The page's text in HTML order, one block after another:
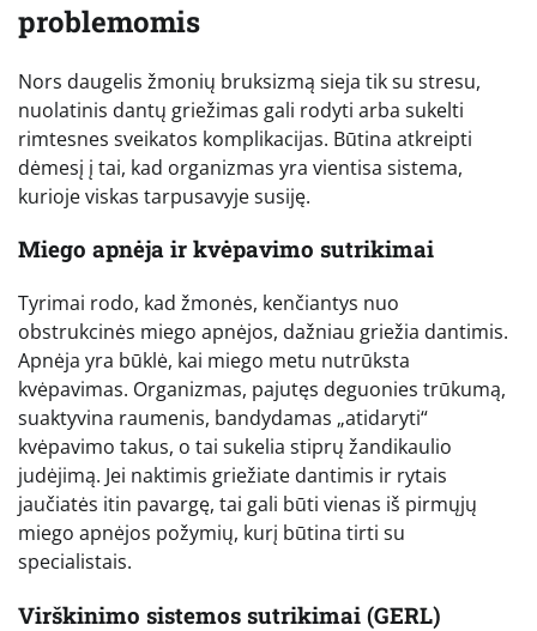
problemomis
Nors daugelis žmonių bruksizmą sieja tik su stresu,
nuolatinis dantų griežimas gali rodyti arba sukelti
rimtesnes sveikatos komplikacijas. Būtina atkreipti
dėmesį į tai, kad organizmas yra vientisa sistema,
kurioje viskas tarpusavyje susiję.
Miego apnėja ir kvėpavimo sutrikimai
Tyrimai rodo, kad žmonės, kenčiantys nuo
obstrukcinės miego apnėjos, dažniau griežia dantimis.
Apnėja yra būklė, kai miego metu nutrūksta
kvėpavimas. Organizmas, pajutęs deguonies trūkumą,
suaktyvina raumenis, bandydamas „atidaryti“
kvėpavimo takus, o tai sukelia stiprų žandikaulio
judėjimą. Jei naktimis griežiate dantimis ir rytais
jaučiatės itin pavargę, tai gali būti vienas iš pirmųjų
miego apnėjos požymių, kurį būtina tirti su
specialistais.
Virškinimo sistemos sutrikimai (GERL)